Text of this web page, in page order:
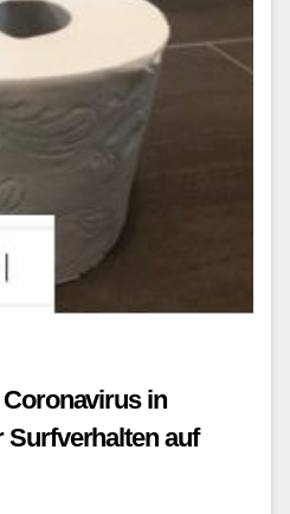
in
Surfverhalten auf